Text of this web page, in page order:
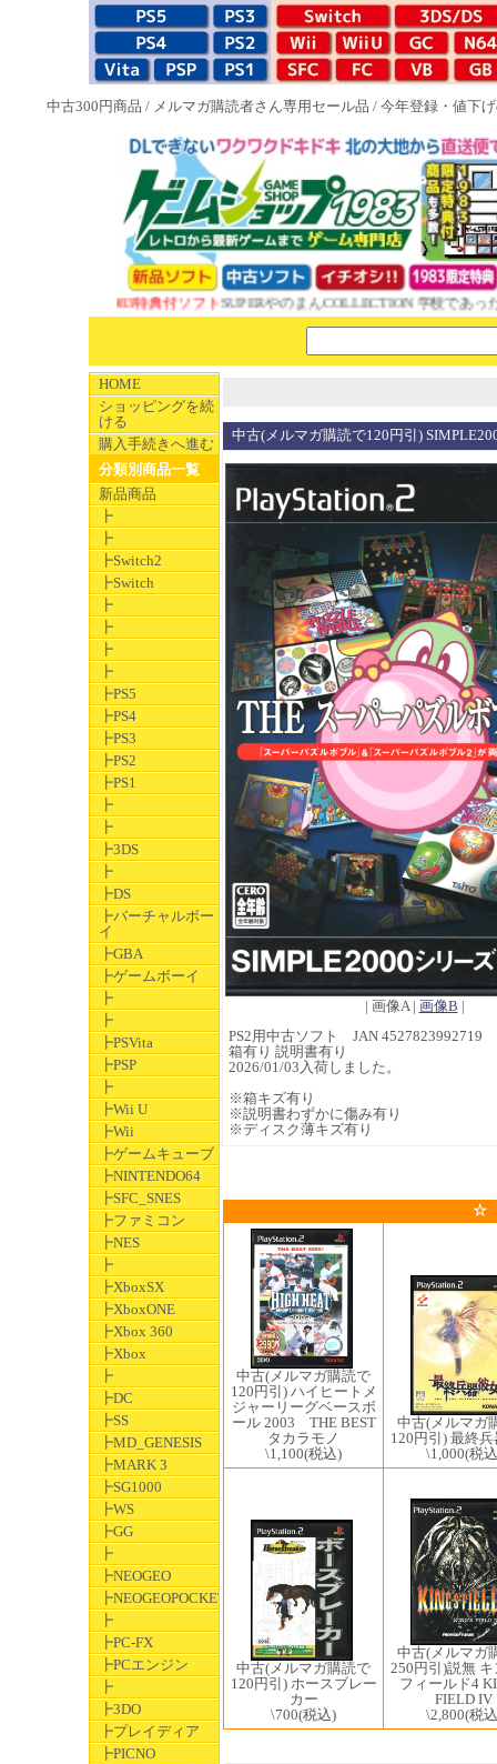
中古300円商品 / メルマガ購読者さん専用セール品 / 今年登録・値下
NEW 1983特典付ソフトSUPERやのまんCOLLECTION 学校であった怖
HOME
ショッピングを続
ける
購入手続きへ進む
分類別商品一覧
新品商品
┣
┣
┣Switch2
┣Switch
┣
┣
┣
┣
┣PS5
┣PS4
┣PS3
┣PS2
┣PS1
┣
┣
┣3DS
┣
┣DS
┣バーチャルボー
イ
┣GBA
┣ゲームボーイ
┣
┣
┣PSVita
┣PSP
┣
┣Wii U
┣Wii
┣ゲームキューブ
┣NINTENDO64
┣SFC_SNES
┣ファミコン
┣NES
┣
┣XboxSX
┣XboxONE
┣Xbox 360
┣Xbox
┣
┣DC
┣SS
┣MD_GENESIS
┣MARK 3
┣SG1000
┣WS
┣GG
┣
┣NEOGEO
┣NEOGEOPOCKET
┣
┣PC-FX
┣PCエンジン
┣
┣3DO
┣プレイディア
┣PICNO
中古(メルマガ購読で120円引)
| 画像A | 画像B |
PS2用中古ソフト JAN 4527823992719
箱有り 説明書有り
2026/01/03入荷しました。
※箱キズ有り
※説明書わずかに傷み有り
※ディスク薄キズ有り
☆
中古(メルマガ購読で
120円引) ハイヒートメ
ジャーリーグベースボ
ール 2003 THE BEST
タカラモノ
\1,100(税込)
中古(メルマガ
120円引) 最終
\1,000(税
中古(メルマガ購読で
120円引) ホースブレー
カー
\700(税込)
中古(メルマガ
250円引)説無
フィールド4
FIELD IV
\2,800(税